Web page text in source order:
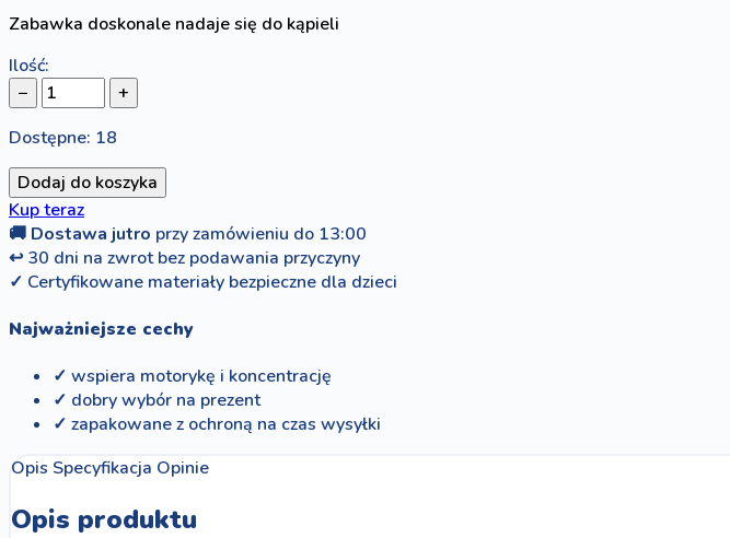
Zabawka doskonale nadaje się do kąpieli
Ilość:
−
+
Dostępne: 18
Dodaj do koszyka
Kup teraz
🚚 Dostawa jutro przy zamówieniu do 13:00
↩ 30 dni na zwrot bez podawania przyczyny
✓ Certyfikowane materiały bezpieczne dla dzieci
Najważniejsze cechy
✓ wspiera motorykę i koncentrację
✓ dobry wybór na prezent
✓ zapakowane z ochroną na czas wysyłki
Opis Specyfikacja Opinie
Opis produktu